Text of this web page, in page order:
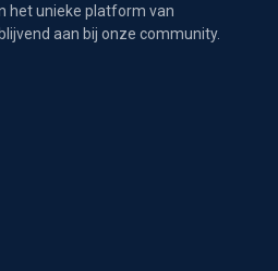
het unieke platform van
aan bij onze community.